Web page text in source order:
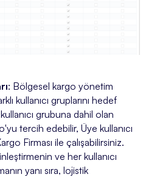
: Bölgesel kargo yönetim
kullanıcı gruplarını hedef
grubuna dahil olan
tercih edebilir, Üye kullanıcı
Firması ile çalışabilirsiniz.
ve her kullanıcı
yanı sıra, lojistik